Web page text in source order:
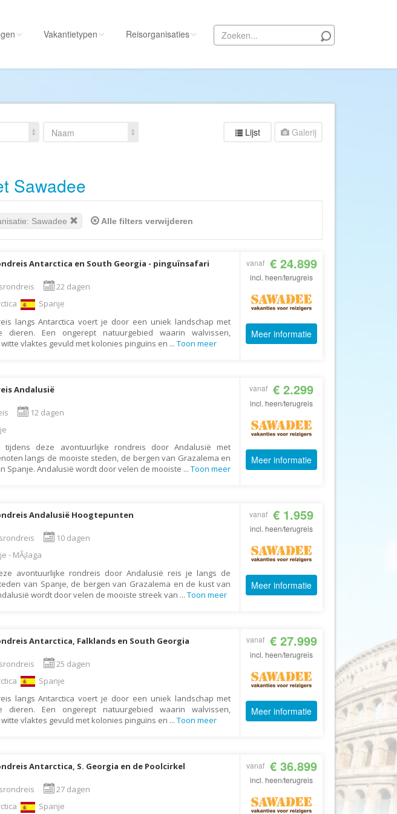
Herzegovina
Eilanden
Vakantietypen
Actieve vakantie
Cruise
Culinaire vakantie
Culturele vakantie
Duik/snorkelvakantie
Fietsvakantie
Fly and Drive
Formule 1 reis
Fotoreis
Groepsrondreis
Jongerenvakantie
Kampeervakantie
Muziekreis
Natuurreis
Pretpark
Rondreis
Stedentrip
Taalcursus
Thema vakanties
Vakantiehuis
Vogelreis
Vrijwilligerswerk
Reisorganisaties
333travel
Ado Travel
Aeroglobe International
Africa Wildlife Safaris
Allcamps
Alltours
Arctic Adventure Expedities
AsiaDirect
Aves Travels
Barrio Life
Best of Travel
Beter-uit
BoerenBed
Naam Lijst Galerij
Sawadee
Sawadee Alle filters verwijderen
Antarctica en South Georgia - pinguïnsafari
22 dagen
Spanje
langs Antarctica voert je door een uniek landschap met
dieren. Een ongerept natuurgebied waarin walvissen,
vlaktes gevuld met kolonies pinguïns en ... Toon meer
vanaf € 24.899
incl. heen/terugreis
Meer informatie
Andalusië
12 dagen
tijdens deze avontuurlijke rondreis door Andalusië met
langs de mooiste steden, de bergen van Grazalema en
Spanje. Andalusië wordt door velen de mooiste ... Toon meer
vanaf € 2.299
incl. heen/terugreis
Meer informatie
Andalusië Hoogtepunten
10 dagen
- MÃ¡laga
avontuurlijke rondreis door Andalusië reis je langs de
van Spanje, de bergen van Grazalema en de kust van
wordt door velen de mooiste streek van ... Toon meer
vanaf € 1.959
incl. heen/terugreis
Meer informatie
Antarctica, Falklands en South Georgia
25 dagen
Spanje
langs Antarctica voert je door een uniek landschap met
dieren. Een ongerept natuurgebied waarin walvissen,
vlaktes gevuld met kolonies pinguïns en ... Toon meer
vanaf € 27.999
incl. heen/terugreis
Meer informatie
Antarctica, S. Georgia en de Poolcirkel
27 dagen
Spanje
vanaf € 36.899
incl. heen/terugreis